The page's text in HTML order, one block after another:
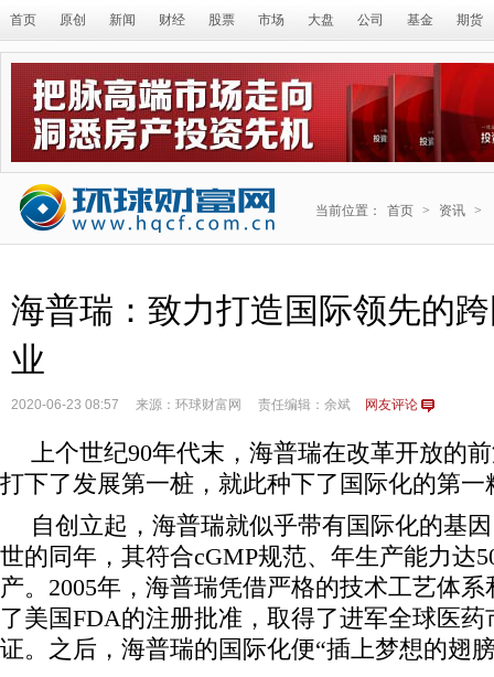
首页 原创 新闻 财经 股票 市场 大盘 公司 基金 期货
当前位置： 首页 > 资讯 >
海普瑞：致力打造国际领先的
业
2020-06-23 08:57 来源：环球财富网 责任编辑：余斌 网友评论
上个世纪90年代末，海普瑞在改革开放的
打下了发展第一桩，就此种下了国际化的第一
自创立起，海普瑞就似乎带有国际化的基
世的同年，其符合cGMP规范、年生产能力达
产。2005年，海普瑞凭借严格的技术工艺体
了美国FDA的注册批准，取得了进军全球医
证。之后，海普瑞的国际化便“插上梦想的翅